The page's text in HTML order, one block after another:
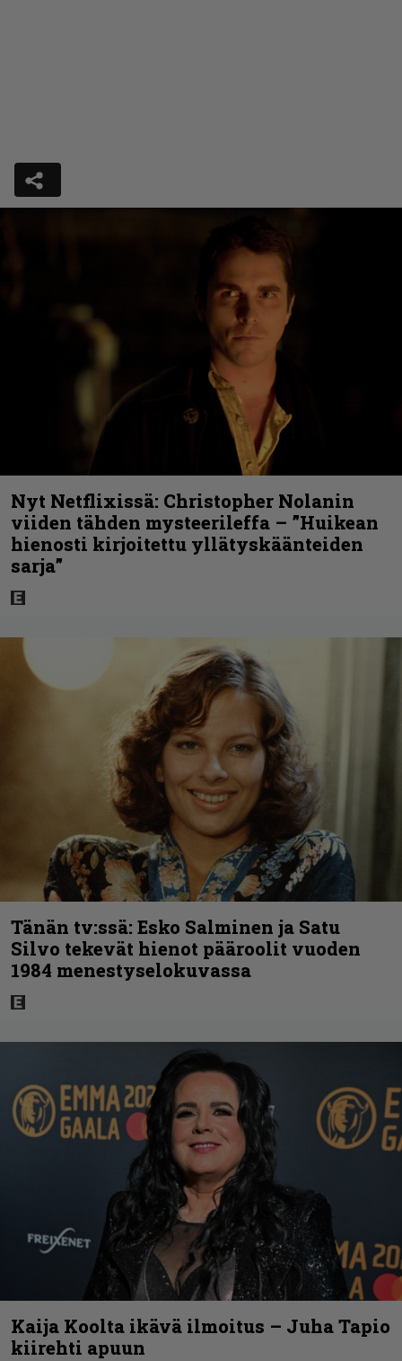
Nyt Netflixissä: Christopher Nolanin
viiden tähden mysteerileffa – ”Huikean
hienosti kirjoitettu yllätyskäänteiden
sarja”
Tänän tv:ssä: Esko Salminen ja Satu
Silvo tekevät hienot pääroolit vuoden
1984 menestyselokuvassa
Kaija Koolta ikävä ilmoitus – Juha Tapio
kiirehti apuun